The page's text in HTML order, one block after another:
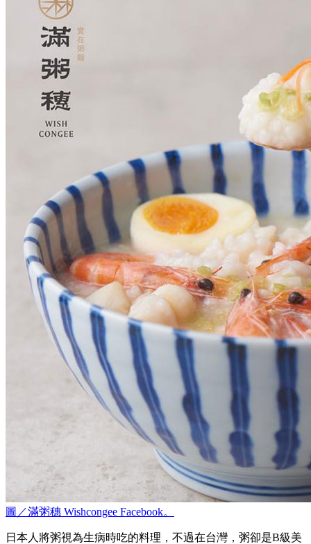
圖／滿粥穗 Wishcongee Facebook。
日本人將粥視為生病時吃的料理，不過在台灣，粥卻是B級美